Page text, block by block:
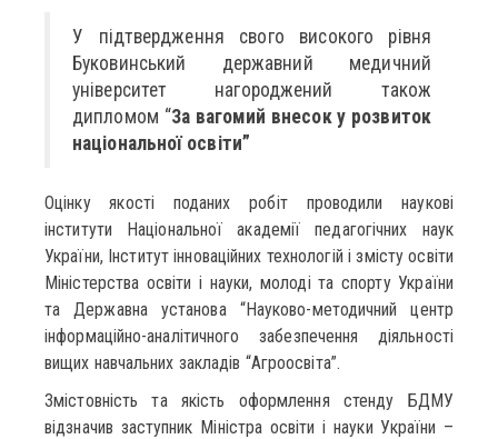
У підтвердження свого високого рівня
Буковинський державний медичний
університет нагороджений також
дипломом “За вагомий внесок у розвиток
національної освіти”
Оцінку якості поданих робіт проводили наукові
інститути Національної академії педагогічних наук
України, Інститут інноваційних технологій і змісту освіти
Міністерства освіти і науки, молоді та спорту України
та Державна установа “Науково-методичний центр
інформаційно-аналітичного забезпечення діяльності
вищих навчальних закладів “Агроосвіта”.
Змістовність та якість оформлення стенду БДМУ
відзначив заступник Міністра освіти і науки України –